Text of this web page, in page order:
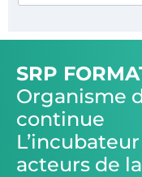
SRP
Organisme
continue
acteurs de